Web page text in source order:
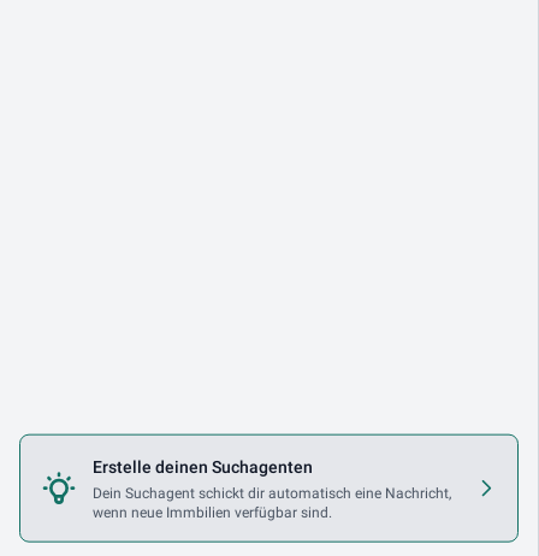
Erstelle deinen Suchagenten
Dein Suchagent schickt dir automatisch eine Nachricht,
wenn neue Immbilien verfügbar sind.